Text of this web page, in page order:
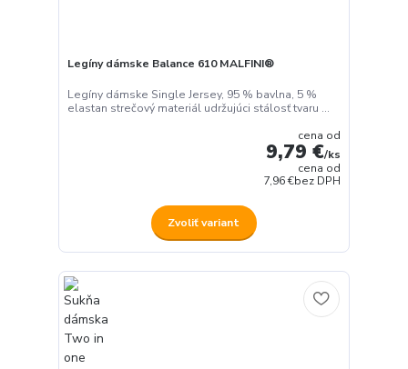
Legíny dámske Balance 610 MALFINI®
Legíny dámske Single Jersey, 95 % bavlna, 5 %
elastan strečový materiál udržujúci stálosť tvaru ...
cena od
9,79 €/ks
cena od
7,96 €bez DPH
Zvoliť variant